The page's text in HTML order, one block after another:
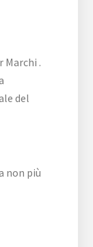
Marchi .
del
non più